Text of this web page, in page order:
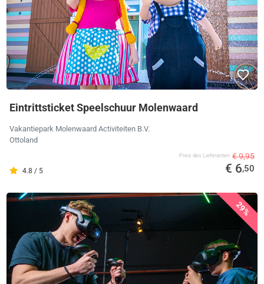
Eintrittsticket Speelschuur Molenwaard
Vakantiepark Molenwaard Activiteiten B.V.
Ottoland
4.8 / 5
Preis des Lieferanten € 9,95
€ 6,50
29%